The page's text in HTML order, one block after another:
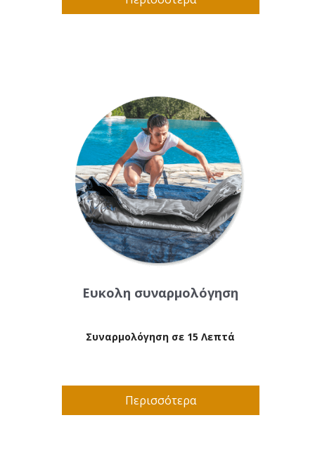
Ευκολη συναρμολόγηση
Συναρμολόγηση σε 15 Λεπτά
Περισσότερα